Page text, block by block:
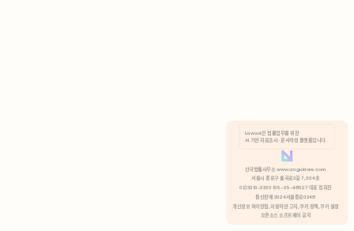
분석 쿠키 허용
Lawvot은 법률업무를 위한
AI 기반 자료조사 · 문서작성 플랫폼입니다.
안국법률사무소 www.anguklaw.com
서울시 종로구 율곡로2길 7, 304호
02)3210-3330 105-05-48527 대표 정희찬
통신판매 2024서울종로0248
개인정보 처리방침, 이용약관 고지, 쿠키 정책, 쿠키 설정
오픈소스 소프트웨어 공지